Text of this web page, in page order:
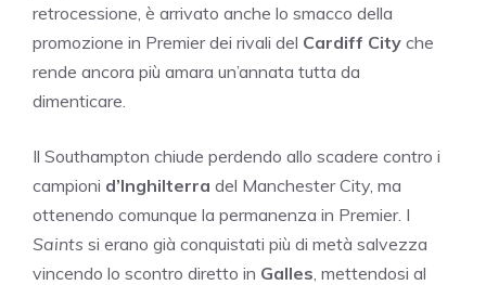
retrocessione, è arrivato anche lo smacco della
promozione in Premier dei rivali del Cardiff City che
rende ancora più amara un’annata tutta da
dimenticare.
Il Southampton chiude perdendo allo scadere contro i
campioni d’Inghilterra del Manchester City, ma
ottenendo comunque la permanenza in Premier. I
Saints si erano già conquistati più di metà salvezza
vincendo lo scontro diretto in Galles, mettendosi al